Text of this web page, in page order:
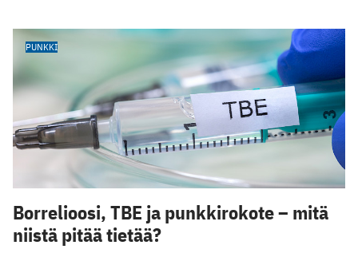
PUNKKI
Borrelioosi, TBE ja punkkirokote – mitä
niistä pitää tietää?